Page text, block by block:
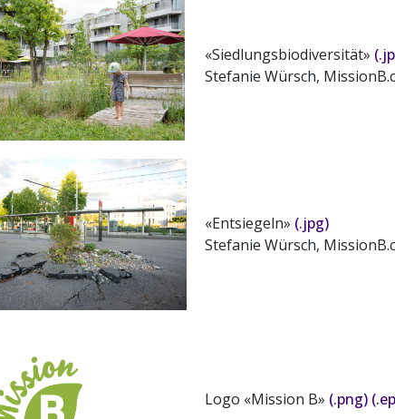
«Siedlungsbiodiversität»
Stefanie Würsch,
«Entsiegeln» (.jpg)
Stefanie Würsch,
Logo «Mission B» (.png)